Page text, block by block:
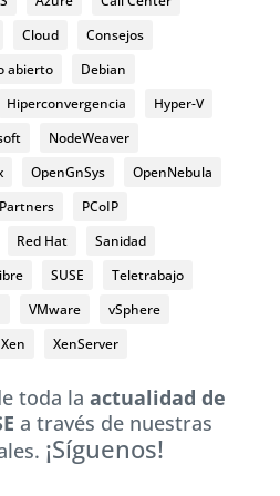
Cloud
Consejos
abierto
Debian
Hiperconvergencia
Hyper-V
NodeWeaver
OpenGnSys
OpenNebula
Partners
PCoIP
Red Hat
Sanidad
SUSE
Teletrabajo
VMware
vSphere
Xen XenServer
toda laactualidad de
a través de nuestras
¡Síguenos!